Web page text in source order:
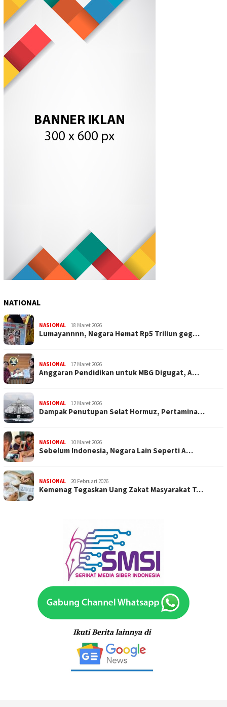
NATIONAL
NASIONAL 18 Maret 2026
Lumayannnn, Negara Hemat Rp5 Triliun geg…
NASIONAL 17 Maret 2026
Anggaran Pendidikan untuk MBG Digugat, A…
NASIONAL 12 Maret 2026
Dampak Penutupan Selat Hormuz, Pertamina…
NASIONAL 10 Maret 2026
Sebelum Indonesia, Negara Lain Seperti A…
NASIONAL 20 Februari 2026
Kemenag Tegaskan Uang Zakat Masyarakat T…